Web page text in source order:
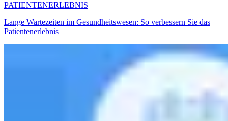
PATIENTENERLEBNIS
Lange Wartezeiten im Gesundheitswesen: So verbessern Sie das
Patientenerlebnis